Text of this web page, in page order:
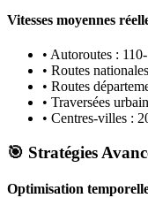
Vitesses moyennes
• Autoroutes :
• Routes
• Routes
• Traversées
• Centres-villes :
🎯 Stratégies
Optimisation